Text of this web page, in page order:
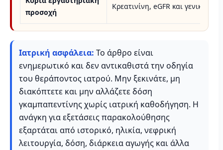
προσοχή
Κρεατινίνη, eGFR και
Ιατρική ασφάλεια: Το άρθρο είναι
ενημερωτικό και δεν αντικαθιστά την οδηγία
του θεράποντος ιατρού. Μην ξεκινάτε, μη
διακόπτετε και μην αλλάζετε δόση
γκαμπαπεντίνης χωρίς ιατρική καθοδήγηση. Η
ανάγκη για εξετάσεις παρακολούθησης
εξαρτάται από ιστορικό, ηλικία, νεφρική
λειτουργία, δόση, διάρκεια αγωγής και άλλα